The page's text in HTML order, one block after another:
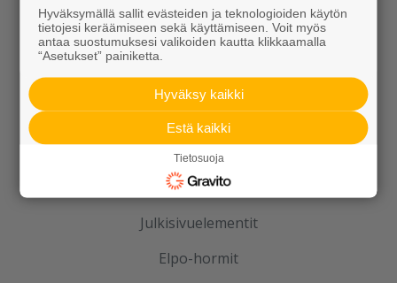
Kiviainekset
Pihakivet ja maisematuotteet
Betoni
Kaivot ja putket
Infraelementit
Porraselementit
Julkisivuelementit
Elpo-hormit
Hyväksymällä sallit evästeiden ja teknologioiden käytön
tietojesi keräämiseen sekä käyttämiseen. Voit myös
antaa suostumuksesi valikoiden kautta klikkaamalla
“Asetukset” painiketta.
Hyväksy kaikki
Estä kaikki
Tietosuoja